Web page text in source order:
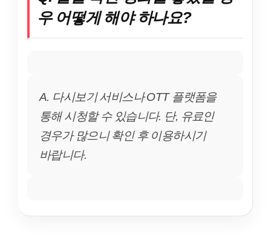
우 어떻게 해야 하나요?
A. 다시보기 서비스나 OTT 플랫폼을
통해 시청할 수 있습니다. 단, 유료인
경우가 많으니 확인 후 이용하시기
바랍니다.